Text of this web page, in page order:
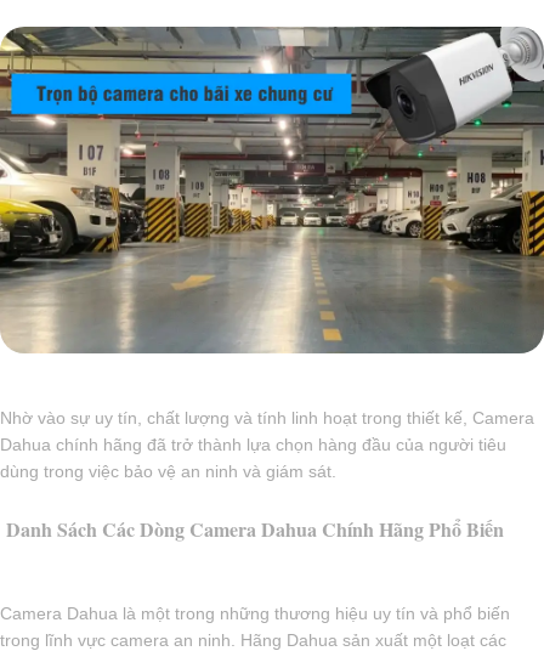
Nhờ vào sự uy tín, chất lượng và tính linh hoạt trong thiết kế, Camera
Dahua chính hãng đã trở thành lựa chọn hàng đầu của người tiêu
dùng trong việc bảo vệ an ninh và giám sát.
Danh Sách Các Dòng Camera Dahua Chính Hãng Phổ Biến
Camera Dahua là một trong những thương hiệu uy tín và phổ biến
trong lĩnh vực camera an ninh. Hãng Dahua sản xuất một loạt các